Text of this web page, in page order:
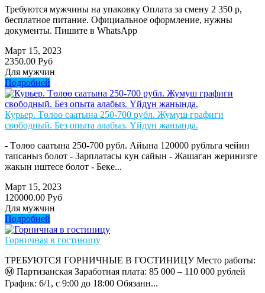
Требуются мужчины на упаковку Оплата за смену 2 350 р,
бесплатное питание. Официальное оформление, нужны
документы. Пишите в WhatsApp
Март 15, 2023
2350.00 Руб
Для мужчин
Подробней
Курьер. Төлөө саатына 250-700 рубл. Жумуш графиги
свободный. Без опыта алабыз. Үйдүн жанында.
- Төлөө саатына 250-700 рубл. Айына 120000 рубльга чейин
тапсаныз болот - Зарплатасы кун сайын - Жашаган жеринизге
жакын иштесе болот - Беке...
Март 15, 2023
120000.00 Руб
Для мужчин
Подробней
Горничная в гостиницу
ТРЕБУЮТСЯ ГОРНИЧНЫЕ В ГОСТИНИЦУ Место работы:
Ⓜ️ Партизанская Заработная плата: 85 000 – 110 000 рублей
График: 6/1, с 9:00 до 18:00 Обязанн...